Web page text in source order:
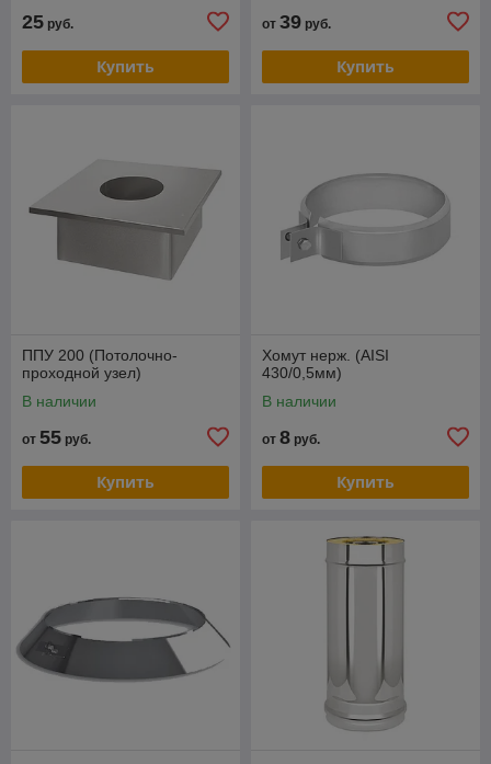
25 руб.
Купить
от 39 руб.
Купить
ППУ 200 (Потолочно-
проходной узел)
В наличии
от 55 руб.
Купить
Хомут нерж. (AISI
430/0,5мм)
В наличии
от 8 руб.
Купить